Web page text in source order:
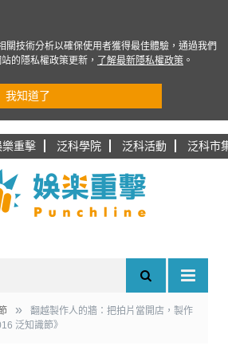
樂重擊 泛科學院 泛科活動 泛科市
»
翻越製作人的牆：把拍片當開店，製作
泛知識節》
關技術分析以確保使用者獲得最佳體驗，通過我們
的隱私權政策更新，
了解最新隱私權政策 。
我知道了